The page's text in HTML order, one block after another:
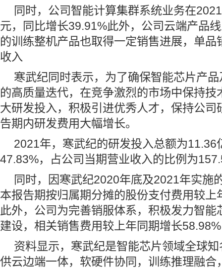
同时，公司智能计算集群系统业务在
元，同比增长39.91%此外，公司云端产品
的训练整机产品也取得一定销售进展，单品
收入
寒武纪同时表示，为了确保智能芯片产
的高质量迭代，在竞争激烈的市场中保持技
大研发投入，积极引进优秀人才，保持公司
告期内研发费用大幅增长。
2021年，寒武纪的研发投入总额为11.36
47.83%，占公司当期营业收入的比例为
同时，因寒武纪2020年底及2021年实施
本报告期按归属期分摊的股份支付费用较上
此外，公司为完善销服体系，积极发力智能
建设，相关销售费用较上年同期增长58.98%
资料显示，寒武纪是智能芯片领域全球
供云边端一体，软硬件协同，训练推理融合